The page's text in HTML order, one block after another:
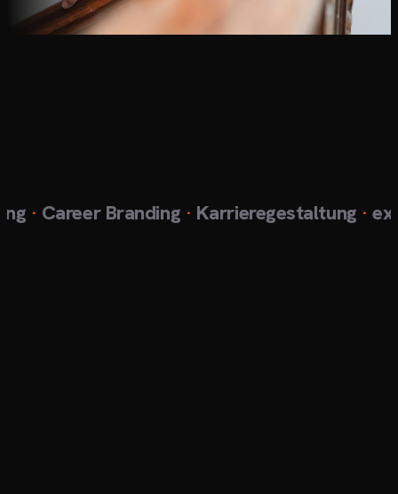
·Career Branding·Karrieregestaltung·